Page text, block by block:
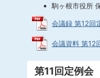
駒ヶ根市役所
会議録 第12回
会議資料 第12
第11回定例会